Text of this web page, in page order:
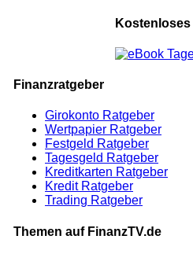
Finanzratgeber
Girokonto Ratgeber
Wertpapier Ratgeber
Festgeld Ratgeber
Tagesgeld Ratgeber
Kreditkarten Ratgeber
Kredit Ratgeber
Trading Ratgeber
Themen auf FinanzTV.de